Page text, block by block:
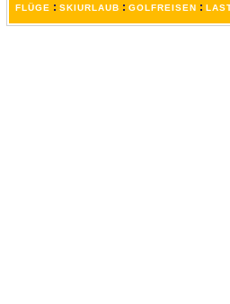
FLÜGE : SKIURLAUB : GOLFREISEN :